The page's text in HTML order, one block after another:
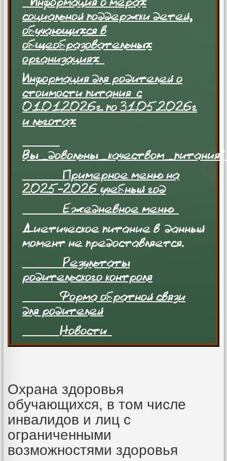
социальной поддержки детей,
обучающихся в
общеобразовательных
организациях
Информация для родителей о
стоимости питания с
01.01.2026г. по 31.05.2026г
и льготах
Примерное меню на
2025-2026 учебный год
Ежедневное меню
Диетическое питание в данный
момент не предоставляется.
Результаты
родительского контроля
Форма обратной связи
для родителей
Новости
Охрана здоровья
обучающихся, в том числе
инвалидов и лиц с
ограниченными
возможностями здоровья